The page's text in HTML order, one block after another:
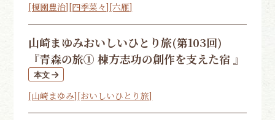
[榎園豊治][四季菜々][六雁]
山崎まゆみおいしいひとり旅(第103回)
『青森の旅① 棟方志功の創作を支えた宿 』
[山崎まゆみ][おいしいひとり旅]